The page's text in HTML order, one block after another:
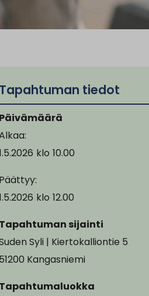
Tapahtuman tiedot
Päivämäärä
klo 10.00
Päättyy:
klo 12.00
Tapahtuman sijainti
Syli | Kiertokalliontie 5
51200 Kangasniemi
Tapahtumaluokka